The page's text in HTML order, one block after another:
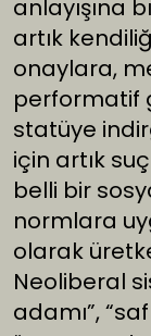
anlayışına
artık
onaylara,
performatif
statüye
için artık
belli bir
normlara
olarak
Neoliberal
adamı”,